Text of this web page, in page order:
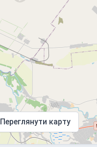
Переглянути карту